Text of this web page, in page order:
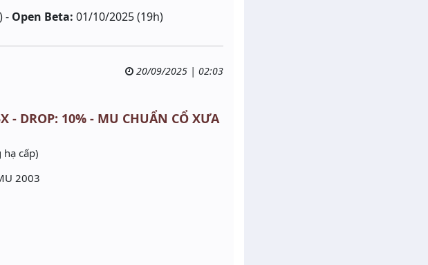
- Open Beta: 01/10/2025 (19h)
20/09/2025 | 02:03
- DROP: 10% - MU CHUẨN CỔ XƯA
cấp)
2003